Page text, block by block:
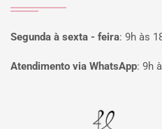
Segunda à sexta - feira: 9h às
Atendimento via WhatsApp: 9h